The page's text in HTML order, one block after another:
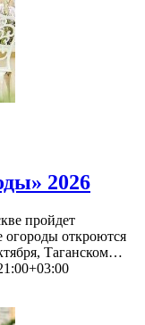
2026
пройдет
огороды откроются
Таганском…